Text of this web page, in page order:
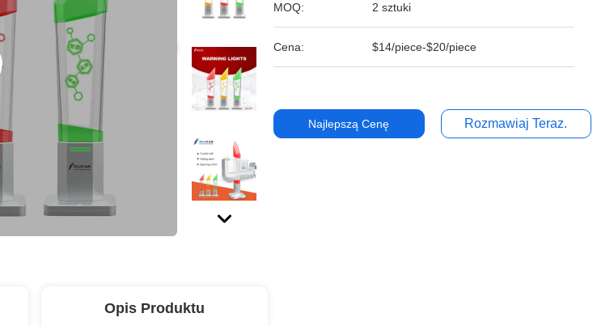
MOQ: 2 sztuki
Cena: $14/piece-$20/piece
Najlepszą Cenę Rozmawiaj Teraz.
Opis Produktu